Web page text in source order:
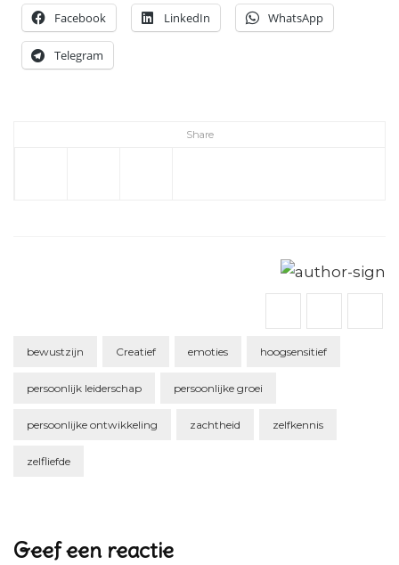
Share
Facebook LinkedIn WhatsApp
Telegram
bewustzijn Creatief emoties hoogsensitief
persoonlijk leiderschap persoonlijke groei
persoonlijke ontwikkeling zachtheid zelfkennis
zelfliefde
Geef een reactie